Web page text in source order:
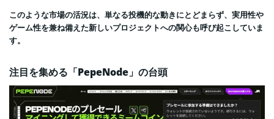
このような市場の活況は、単なる投機的な動きにとどまらず、実用性や
ゲーム性を兼ね備えた新しいプロジェクトへの関心も呼び起こしていま
す。
注目を集める「PepeNode」の台頭